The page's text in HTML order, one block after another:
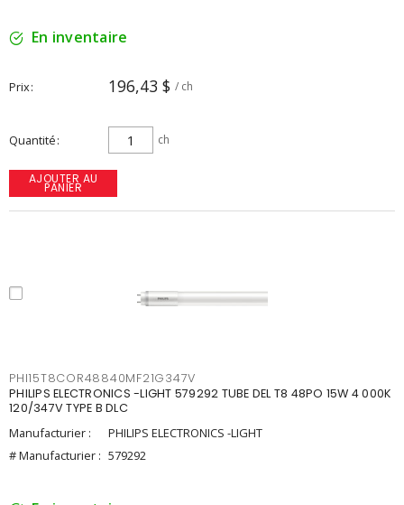
En inventaire
Prix 196,43 $ / ch
Quantité ch
AJOUTER AU
PANIER
PHI15T8COR48840MF21G347V
PHILIPS ELECTRONICS -LIGHT 579292 TUBE DEL T8 48PO 15W 4 000K
120/347V TYPE B DLC
Manufacturier :
PHILIPS ELECTRONICS -LIGHT
# Manufacturier : 579292